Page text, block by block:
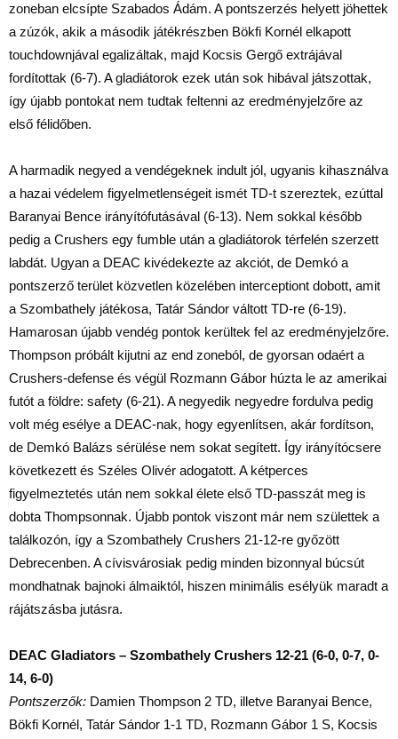
zoneban elcsípte Szabados Ádám. A pontszerzés helyett jöhettek
a zúzók, akik a második játékrészben Bökfi Kornél elkapott
touchdownjával egalizáltak, majd Kocsis Gergő extrájával
fordítottak (6-7). A gladiátorok ezek után sok hibával játszottak,
így újabb pontokat nem tudtak feltenni az eredményjelzőre az
első félidőben.
A harmadik negyed a vendégeknek indult jól, ugyanis kihasználva
a hazai védelem figyelmetlenségeit ismét TD-t szereztek, ezúttal
Baranyai Bence irányítófutásával (6-13). Nem sokkal később
pedig a Crushers egy fumble után a gladiátorok térfelén szerzett
labdát. Ugyan a DEAC kivédekezte az akciót, de Demkó a
pontszerző terület közvetlen közelében interceptiont dobott, amit
a Szombathely játékosa, Tatár Sándor váltott TD-re (6-19).
Hamarosan újabb vendég pontok kerültek fel az eredményjelzőre.
Thompson próbált kijutni az end zoneból, de gyorsan odaért a
Crushers-defense és végül Rozmann Gábor húzta le az amerikai
futót a földre: safety (6-21). A negyedik negyedre fordulva pedig
volt még esélye a DEAC-nak, hogy egyenlítsen, akár fordítson,
de Demkó Balázs sérülése nem sokat segített. Így irányítócsere
következett és Széles Olivér adogatott. A kétperces
figyelmeztetés után nem sokkal élete első TD-passzát meg is
dobta Thompsonnak. Újabb pontok viszont már nem születtek a
találkozón, így a Szombathely Crushers 21-12-re győzött
Debrecenben. A cívisvárosiak pedig minden bizonnyal búcsút
mondhatnak bajnoki álmaiktól, hiszen minimális esélyük maradt a
rájátszásba jutásra.
DEAC Gladiators – Szombathely Crushers 12-21 (6-0, 0-7, 0-
14, 6-0)
Pontszerzők: Damien Thompson 2 TD, illetve Baranyai Bence,
Bökfi Kornél, Tatár Sándor 1-1 TD, Rozmann Gábor 1 S, Kocsis